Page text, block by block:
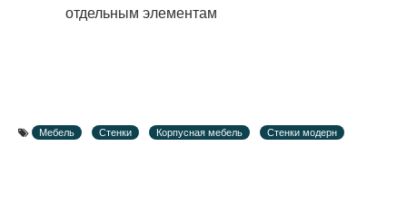
отдельным элементам
Мебель Стенки Корпусная мебель Стенки модерн